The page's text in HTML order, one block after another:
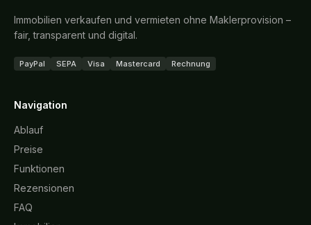
Immobilien verkaufen und vermieten ohne Maklerprovision –
fair, transparent und digital.
PayPal SEPA Visa Mastercard Rechnung
Navigation
Ablauf
Preise
Funktionen
Rezensionen
FAQ